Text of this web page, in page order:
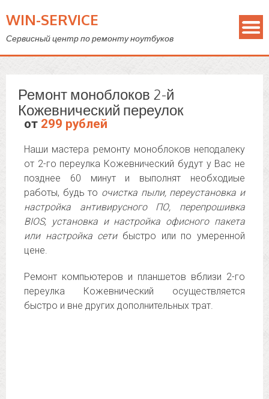
WIN-SERVICE
Сервисный центр по ремонту ноутбуков
Ремонт моноблоков 2-й
Кожевнический переулок
от 299 рублей
Наши мастера ремонту моноблоков неподалеку
от 2-го переулка Кожевнический будут у Вас не
позднее 60 минут и выполнят необходиые
работы, будь то очистка пыли, переустановка и
настройка антивирусного ПО, перепрошивка
BIOS, установка и настройка офисного пакета
или настройка сетибыстро или по умеренной
цене.
Ремонт компьютеров и планшетов вблизи 2-го
переулка Кожевнический осуществляется
быстро и вне других дополнительных трат.